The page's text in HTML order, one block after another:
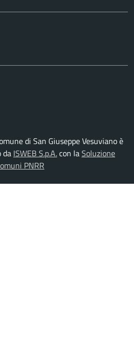
di San Giuseppe Vesuviano è
da ISWEB S.p.A.con laSoluzione
PNRR